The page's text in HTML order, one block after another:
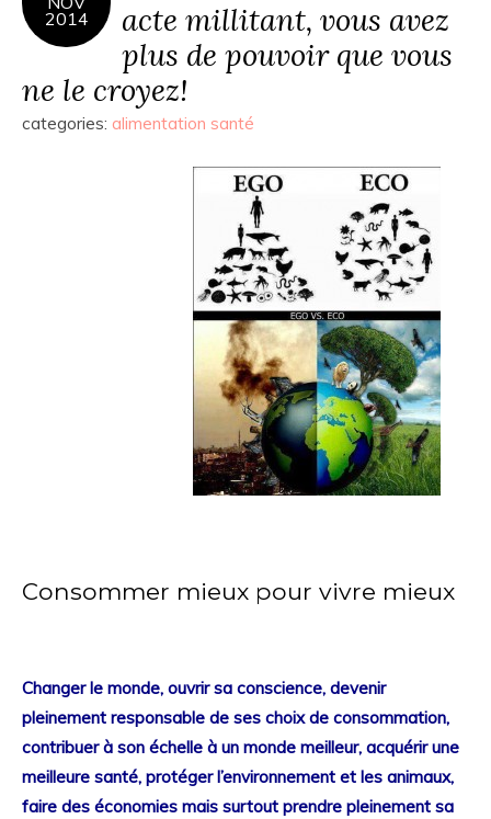
2014
acte millitant, vous avez
plus de pouvoir que vous
ne le croyez!
categories: alimentation santé
Consommer mieux pour vivre mieux
Changer le monde, ouvrir sa conscience, devenir
pleinement responsable de ses choix de consommation,
contribuer à son échelle à un monde meilleur, acquérir une
meilleure santé, protéger l’environnement et les animaux,
faire des économies mais surtout prendre pleinement sa